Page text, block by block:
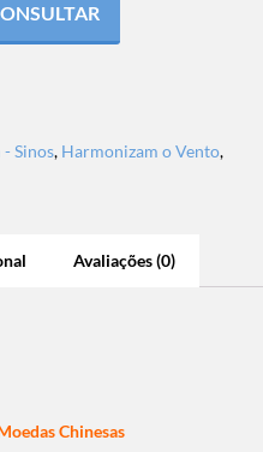
Sinos, Harmonizam o Vento,
Avaliações (0)
Chinesas